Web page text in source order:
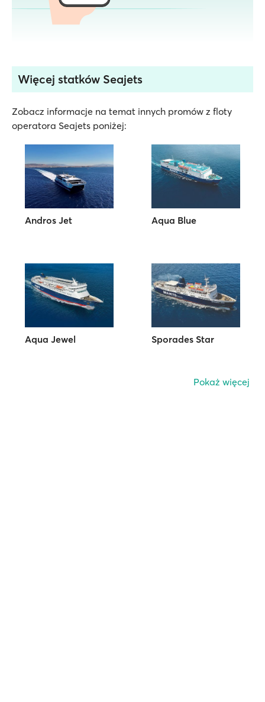
Więcej statków Seajets
Zobacz informacje na temat innych promów z floty
operatora Seajets poniżej:
Andros Jet Aqua Blue
Aqua Jewel Sporades Star
Pokaż więcej